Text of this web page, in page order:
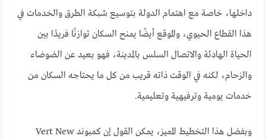
داخلها، خاصة مع اهتمام الدولة بتوسيع شبكة الطرق والخدمات في
هذا القطاع الحيوي، والموقع أيضًا يمنح السكان توازنًا فريدًا بين
الحياة الهادئة والاتصال السلس بالمدينة، فهو بعيد عن الضوضاء
والزحام، لكنه في الوقت ذاته قريب من كل ما يحتاجه السكان من
خدمات يومية وترفيهية وتعليمية.
وبفضل هذا التخطيط المميز، يمكن القول إن كمبوند Vert New